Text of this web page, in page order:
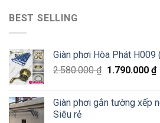
BEST SELLING
Giàn phơi Hòa Phát H009
2.580.000₫ 1.790.000 ₫
Giàn phơi gắn tường xếp
Siêu rẻ